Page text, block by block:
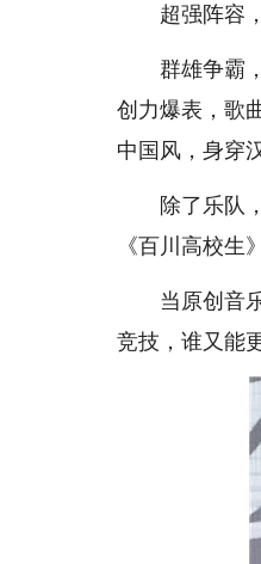
超强阵容
群雄争霸
创力爆表，歌
中国风，身穿
除了乐队
《百川高校
当原创音
竞技，谁又能